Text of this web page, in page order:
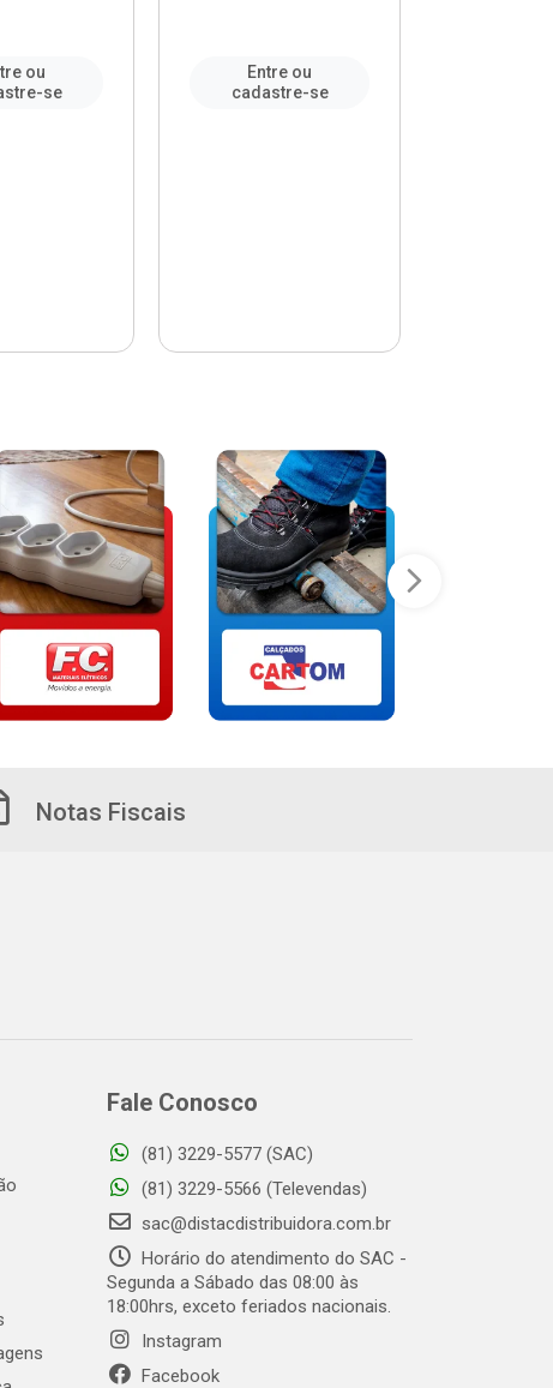
ou
se
Entre ou
cadastre-se
Notas Fiscais
Fale Conosco
(81) 3229-5577 (SAC)
(81) 3229-5566 (Televendas)
sac@distacdistribuidora.com.br
Horário do atendimento do SAC -
Segunda a Sábado das 08:00 às
18:00hrs, exceto feriados nacionais.
Instagram
Facebook